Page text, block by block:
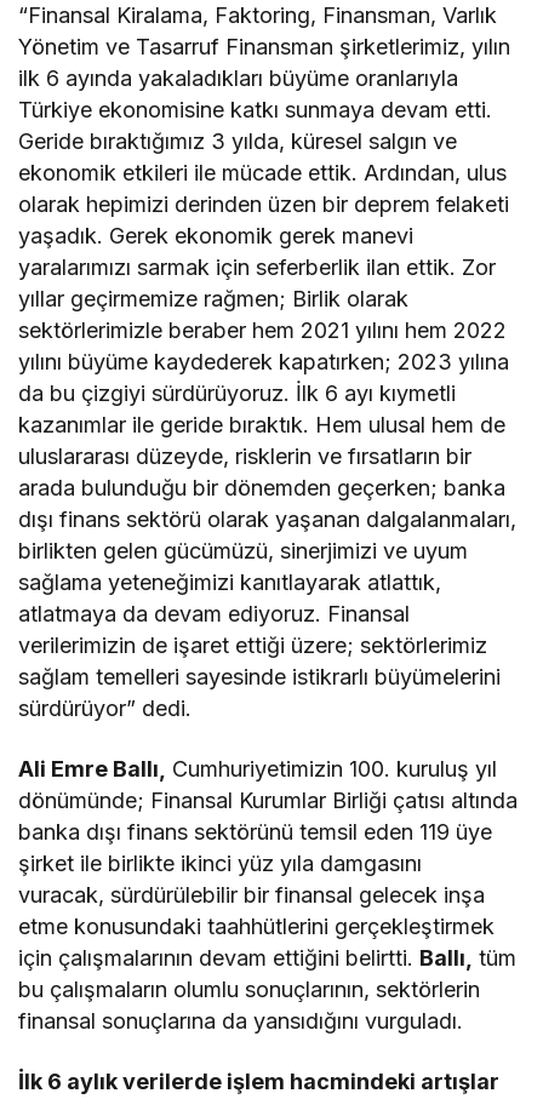
“Finansal Kiralama, Faktoring, Finansman, Varlık
Yönetim ve Tasarruf Finansman şirketlerimiz, yılın
ilk 6 ayında yakaladıkları büyüme oranlarıyla
Türkiye ekonomisine katkı sunmaya devam etti.
Geride bıraktığımız 3 yılda, küresel salgın ve
ekonomik etkileri ile mücade ettik. Ardından, ulus
olarak hepimizi derinden üzen bir deprem felaketi
yaşadık. Gerek ekonomik gerek manevi
yaralarımızı sarmak için seferberlik ilan ettik. Zor
yıllar geçirmemize rağmen; Birlik olarak
sektörlerimizle beraber hem 2021 yılını hem 2022
yılını büyüme kaydederek kapatırken; 2023 yılına
da bu çizgiyi sürdürüyoruz. İlk 6 ayı kıymetli
kazanımlar ile geride bıraktık. Hem ulusal hem de
uluslararası düzeyde, risklerin ve fırsatların bir
arada bulunduğu bir dönemden geçerken; banka
dışı finans sektörü olarak yaşanan dalgalanmaları,
birlikten gelen gücümüzü, sinerjimizi ve uyum
sağlama yeteneğimizi kanıtlayarak atlattık,
atlatmaya da devam ediyoruz. Finansal
verilerimizin de işaret ettiği üzere; sektörlerimiz
sağlam temelleri sayesinde istikrarlı büyümelerini
sürdürüyor” dedi.
Ali Emre Ballı,
Cumhuriyetimizin 100. kuruluş yıl
dönümünde; Finansal Kurumlar Birliği çatısı altında
banka dışı finans sektörünü temsil eden 119 üye
şirket ile birlikte ikinci yüz yıla damgasını
vuracak, sürdürülebilir bir finansal gelecek inşa
etme konusundaki taahhütlerini gerçekleştirmek
için çalışmalarının devam ettiğini belirtti. Ballı, tüm
bu çalışmaların olumlu sonuçlarının, sektörlerin
finansal sonuçlarına da yansıdığını vurguladı.
İlk 6 aylık verilerde işlem hacmindeki artışlar